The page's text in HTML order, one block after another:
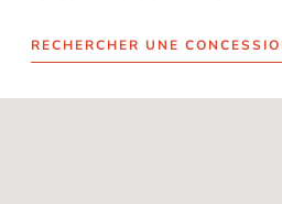
RECHERCHER UNE